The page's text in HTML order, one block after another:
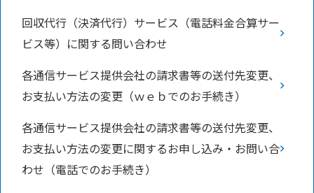
回収代行（決済代行）サービス（電話料金合算サー
ビス等）に関する問い合わせ
各通信サービス提供会社の請求書等の送付先変更、
お支払い方法の変更（ｗｅｂでのお手続き）
各通信サービス提供会社の請求書等の送付先変更、
お支払い方法の変更に関するお申し込み・お問い合
わせ（電話でのお手続き）